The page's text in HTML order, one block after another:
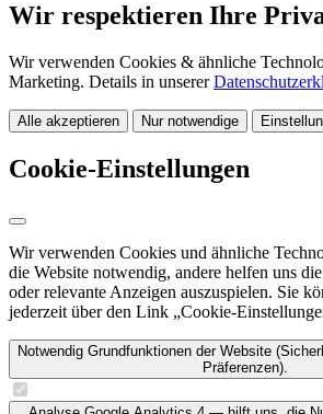
Wir respektieren Ihre
Wir verwenden Cookies & ähnliche
Marketing. Details in unserer
Alle akzeptieren Nur notwendige
Cookie-Einstellungen
Wir verwenden Cookies und ähnliche
die Website notwendig, andere helfen uns
oder relevante Anzeigen auszuspielen. Sie
jederzeit über den Link „Cookie-
Notwendig Grundfunktionen der Website
Präferenzen).